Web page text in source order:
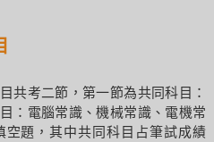
共考二節，第一節為共同科目：
：電腦常識、機械常識、電機常
題，其中共同科目占筆試成績